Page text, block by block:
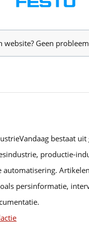
Geen
bestaat
productie-
persinformatie,